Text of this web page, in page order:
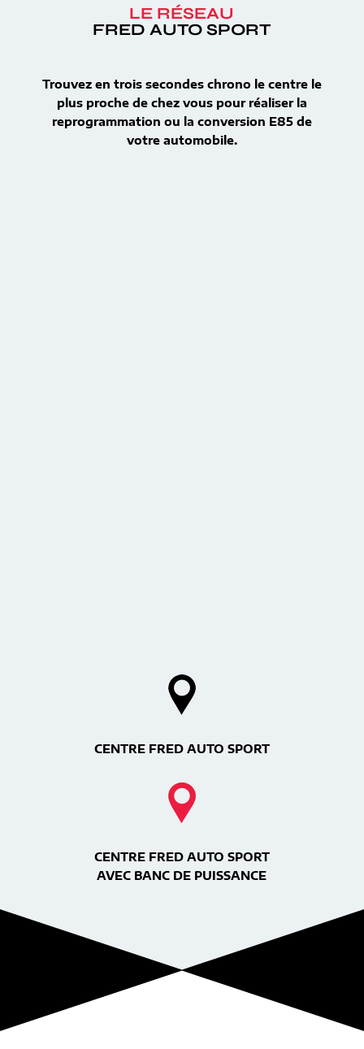
LE RÉSEAU
FRED AUTO SPORT
Trouvez en trois secondes chrono le centre le
plus proche de chez vous pour réaliser la
reprogrammation ou la conversion E85 de
votre automobile.
CENTRE FRED AUTO SPORT
CENTRE FRED AUTO SPORT
AVEC BANC DE PUISSANCE